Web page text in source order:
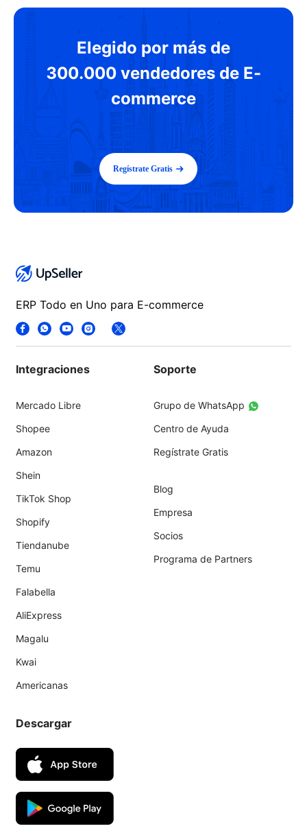
Elegido por más de
300.000 vendedores de E-
commerce
Regístrate Gratis
ERP Todo en Uno para E-commerce
Integraciones
Mercado Libre
Shopee
Amazon
Shein
TikTok Shop
Shopify
Tiendanube
Temu
Falabella
AliExpress
Magalu
Kwai
Americanas
Soporte
Grupo de WhatsApp
Centro de Ayuda
Regístrate Gratis
Blog
Empresa
Socios
Programa de Partners
Descargar